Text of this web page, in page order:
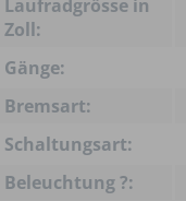
Laufradgrösse in
Zoll:
Gänge:
Bremsart:
Schaltungsart:
Beleuchtung ?: